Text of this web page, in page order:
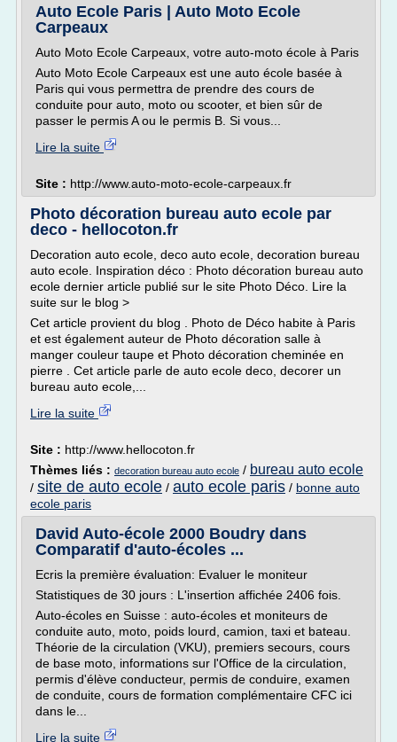
Auto Ecole Paris | Auto Moto Ecole
Carpeaux
Auto Moto Ecole Carpeaux, votre auto-moto école à Paris
Auto Moto Ecole Carpeaux est une auto école basée à
Paris qui vous permettra de prendre des cours de
conduite pour auto, moto ou scooter, et bien sûr de
passer le permis A ou le permis B. Si vous...
Lire la suite
Site : http://www.auto-moto-ecole-carpeaux.fr
Photo décoration bureau auto ecole par
deco - hellocoton.fr
Decoration auto ecole, deco auto ecole, decoration bureau
auto ecole. Inspiration déco : Photo décoration bureau auto
ecole dernier article publié sur le site Photo Déco. Lire la
suite sur le blog >
Cet article provient du blog . Photo de Déco habite à Paris
et est également auteur de Photo décoration salle à
manger couleur taupe et Photo décoration cheminée en
pierre . Cet article parle de auto ecole deco, decorer un
bureau auto ecole,...
Lire la suite
Site : http://www.hellocoton.fr
Thèmes liés : decoration bureau auto ecole / bureau auto ecole
/ site de auto ecole / auto ecole paris / bonne auto
ecole paris
David Auto-école 2000 Boudry dans
Comparatif d'auto-écoles ...
Ecris la première évaluation: Evaluer le moniteur
Statistiques de 30 jours : L'insertion affichée 2406 fois.
Auto-écoles en Suisse : auto-écoles et moniteurs de
conduite auto, moto, poids lourd, camion, taxi et bateau.
Théorie de la circulation (VKU), premiers secours, cours
de base moto, informations sur l'Office de la circulation,
permis d'élève conducteur, permis de conduire, examen
de conduite, cours de formation complémentaire CFC ici
dans le...
Lire la suite